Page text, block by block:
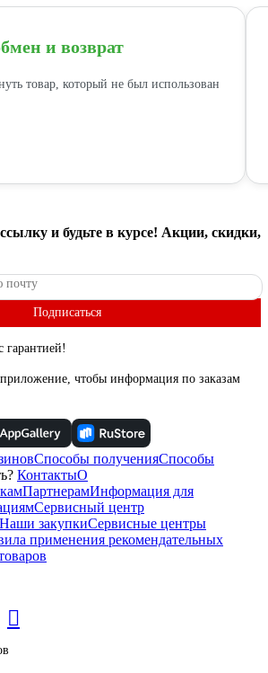
и возврат
товар, который не был использован
и будьте в курсе! Акции, скидки,
Подписаться
гарантией!
чтобы информация по заказам
Способы полученияСпособы
КонтактыО
ПартнерамИнформация для
Сервисный центр
Наши закупкиСервисные центры
применения рекомендательных